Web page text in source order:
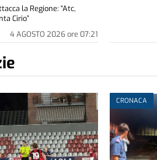
4 AGOSTO 2026ore 07:21
la Regione: “Atc,
Cirio”
CRONACA